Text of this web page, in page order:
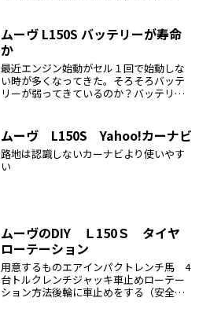
ムーヴ L150S バッテリーが寿命
か
最近エンジン始動がセル１回で始動しな
い時が多くなってきた。そろそろバッテ
リーが弱ってきているのか？バッテリー
今回もこれを取り付けた。
ムーヴ L150S Yahoo!カーナビ
路地は認識しないカーナビより使いやす
い
ムーヴのDIY Ｌ150Ｓ タイヤ
ローテーション
用意するものエアインパクトレンチ馬 4
台トルクレンチジャッキ車止めローテー
ション方法後輪に車止めをする（安全確